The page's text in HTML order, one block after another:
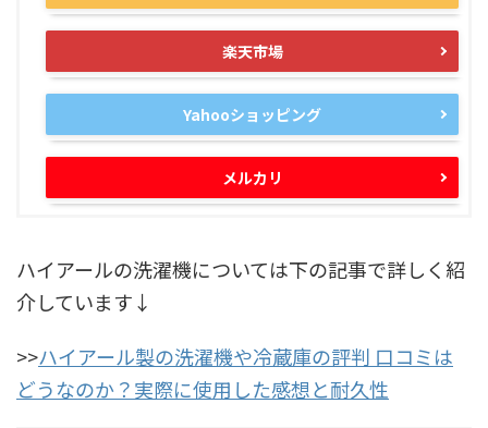
楽天市場
Yahooショッピング
メルカリ
ハイアールの洗濯機については下の記事で詳しく紹
介しています↓
>>ハイアール製の洗濯機や冷蔵庫の評判 口コミは
どうなのか？実際に使用した感想と耐久性